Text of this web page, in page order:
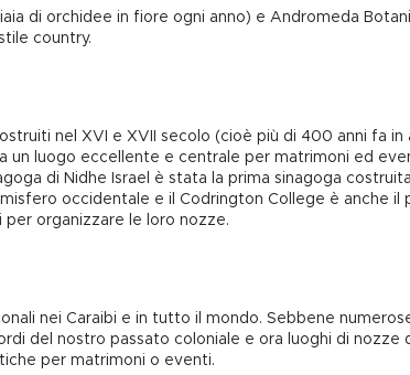
di orchidee in fiore ogni anno) e Andromeda
country.
nel XVI e XVII secolo (cioè più di 400 anni fa in
un luogo eccellente e centrale per matrimoni ed
di Nidhe Israel è stata la prima sinagoga
occidentale e il Codrington College è anche
organizzare le loro nozze.
nei Caraibi e in tutto il mondo. Sebbene
del nostro passato coloniale e ora luoghi di nozze
per matrimoni o eventi.